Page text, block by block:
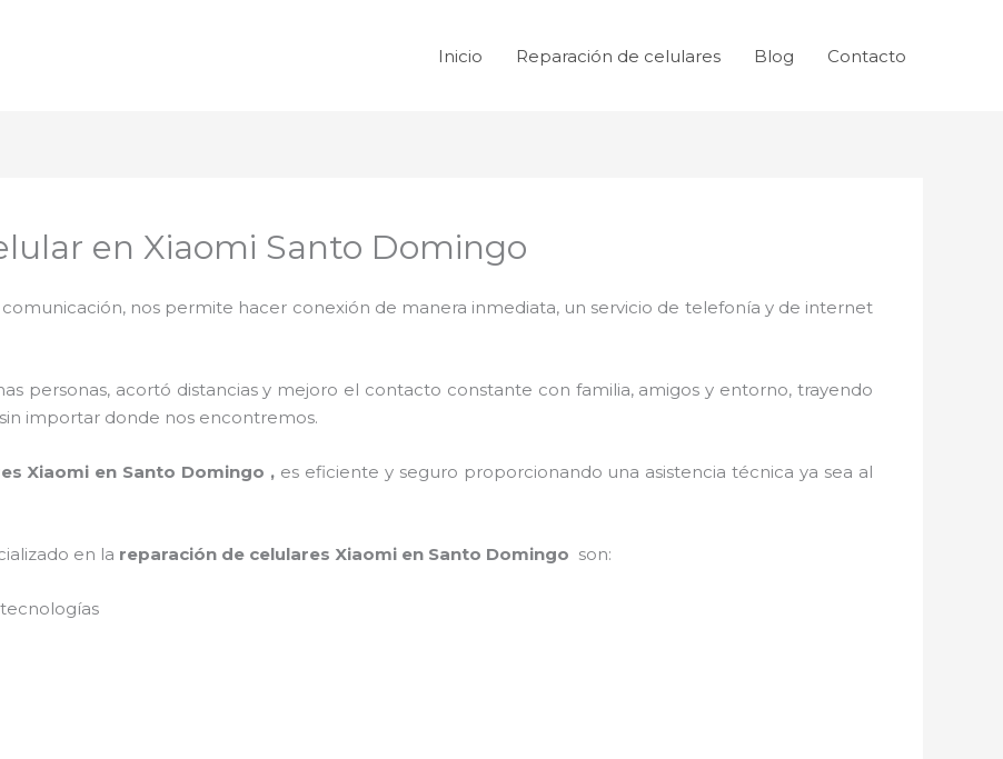
Inicio Reparación de celulares Blog Contacto
en Xiaomi Santo Domingo
nos permite hacer conexión de manera inmediata, un servicio de telefonía y de internet
personas, acortó distancias y mejoro el contacto constante con familia, amigos y entorno, trayendo
importar donde nos encontremos.
Xiaomi en Santo Domingo , es eficiente y seguro proporcionando una asistencia técnica ya sea al
en la reparación de celulares Xiaomi en Santo Domingo son: